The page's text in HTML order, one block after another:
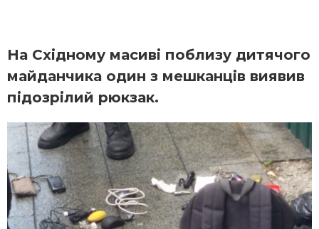
На Східному масиві поблизу дитячого
майданчика один з мешканців виявив
підозрілий рюкзак.